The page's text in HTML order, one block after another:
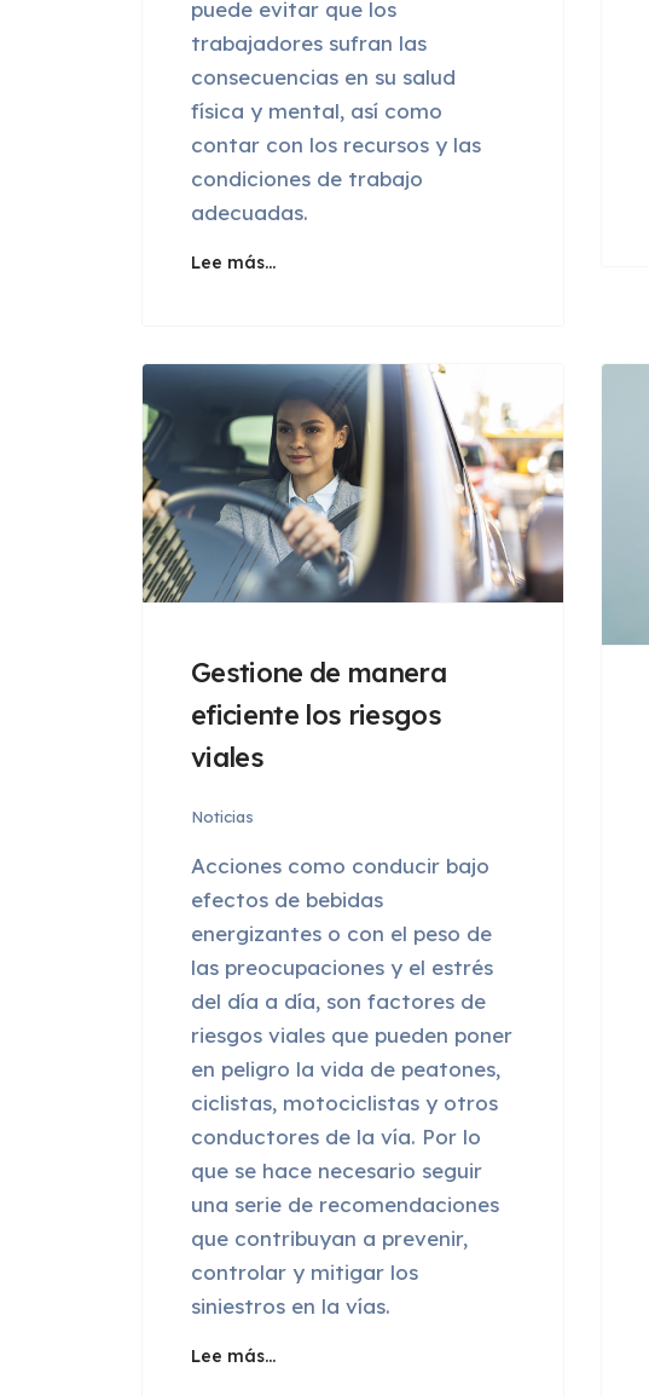
puede evitar que los
trabajadores sufran las
consecuencias en su salud
física y mental, así como
contar con los recursos y las
condiciones de trabajo
adecuadas.
Lee más…
Gestione de manera
eficiente los riesgos
viales
Noticias
Acciones como conducir bajo
efectos de bebidas
energizantes o con el peso de
las preocupaciones y el estrés
del día a día, son factores de
riesgos viales que pueden poner
en peligro la vida de peatones,
ciclistas, motociclistas y otros
conductores de la vía. Por lo
que se hace necesario seguir
una serie de recomendaciones
que contribuyan a prevenir,
controlar y mitigar los
siniestros en la vías.
Lee más…